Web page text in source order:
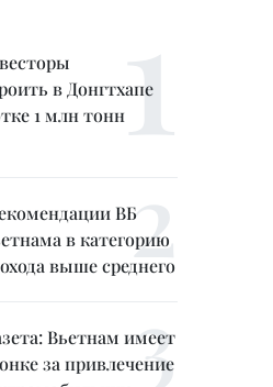
в Донгтхапе
1 млн тонн
ВБ
в категорию
выше среднего
Вьетнам имеет
за привлечение